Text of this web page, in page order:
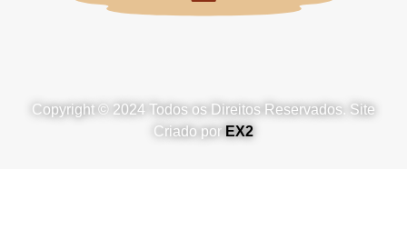
Copyright © 2024 Todos os Direitos Reservados. Site
Criado por EX2